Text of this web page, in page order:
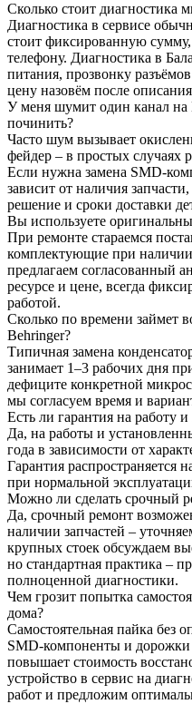
Сколько стоит диагностика
Диагностика в сервисе
стоит фиксированную
телефону. Диагностика в
питания, прозвонку
цену назовём после
У меня шумит один канал
починить?
Часто шум вызывает
фейдер – в простых случаях
Если нужна замена SMD-
зависит от наличия
решение и сроки доставки
Вы используете
При ремонте стараемся
комплектующие при
предлагаем согласованный
ресурсе и цене, всегда
работой.
Сколько по времени займет
Behringer?
Типичная замена
занимает 1–3 рабочих дня
дефиците конкретной
мы согласуем время и
Есть ли гарантия на работу и
Да, на работы и
года в зависимости от
Гарантия распространяется
при нормальной
Можно ли сделать срочный
Да, срочный ремонт
наличии запчастей –
крупных стоек обсуждаем
но стандартная практика –
полноценной диагностики.
Чем грозит попытка
дома?
Самостоятельная пайка без
SMD-компоненты и дорожки
повышает стоимость
устройство в сервис на
работ и предложим